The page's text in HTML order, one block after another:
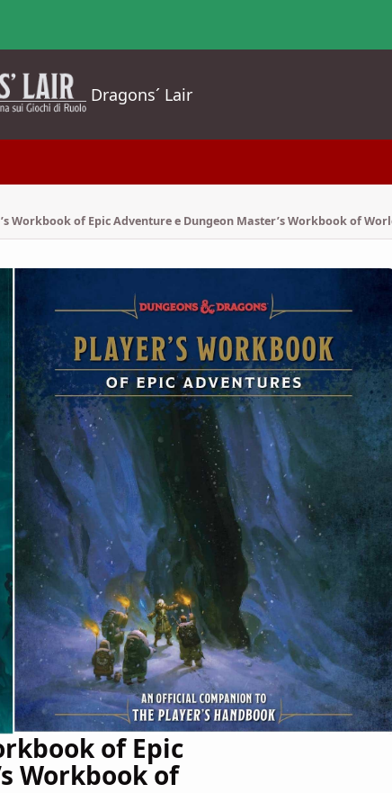
Dragons´ Lair
Workbook of Epic Adventure e Dungeon Master’s Workbook of
of Epic
Workbook of